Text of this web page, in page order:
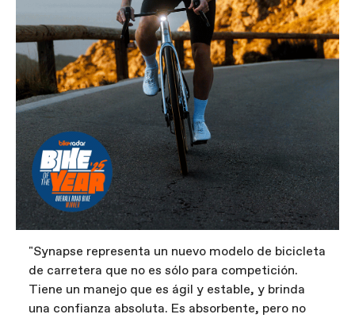
"Synapse representa un nuevo modelo de bicicleta
de carretera que no es sólo para competición.
Tiene un manejo que es ágil y estable, y brinda
una confianza absoluta. Es absorbente, pero no